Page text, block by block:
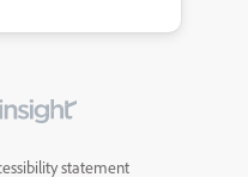
statement